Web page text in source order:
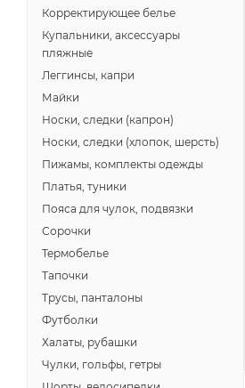
Корректирующее белье
Купальники, аксессуары
пляжные
Леггинсы, капри
Майки
Носки, следки (капрон)
Носки, следки (хлопок, шерсть)
Пижамы, комплекты одежды
Платья, туники
Пояса для чулок, подвязки
Сорочки
Термобелье
Тапочки
Трусы, панталоны
Футболки
Халаты, рубашки
Чулки, гольфы, гетры